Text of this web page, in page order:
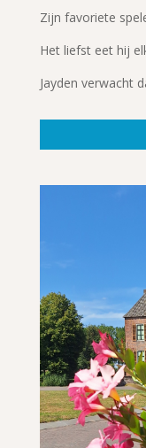
Zijn favoriete
Het liefst eet hij
Jayden verwacht